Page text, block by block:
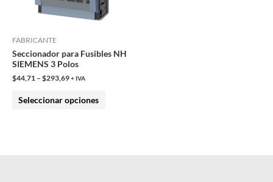
FABRICANTE
Seccionador para Fusibles NH
SIEMENS 3 Polos
$44,71 – $293,69+ IVA
Seleccionar opciones
opciones
elegir